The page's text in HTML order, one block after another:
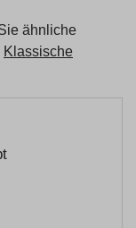
ähnliche
Klassische